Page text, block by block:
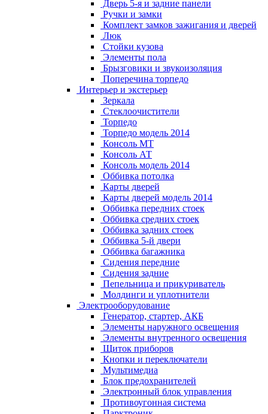
Дверь 5-я и задние панели
Ручки и замки
Комплект замков зажигания и дверей
Люк
Стойки кузова
Элементы пола
Брызговики и звукоизоляция
Поперечина торпедо
Интерьер и экстерьер
Зеркала
Стеклоочистители
Торпедо
Торпедо модель 2014
Консоль МТ
Консоль АТ
Консоль модель 2014
Оббивка потолка
Карты дверей
Карты дверей модель 2014
Оббивка передних стоек
Оббивка средних стоек
Оббивка задних стоек
Оббивка 5-й двери
Оббивка багажника
Сидения передние
Сидения задние
Пепельница и прикуриватель
Молдинги и уплотнители
Электрооборудование
Генератор, стартер, АКБ
Элементы наружного освещения
Элементы внутренного освещения
Щиток приборов
Кнопки и переключатели
Мультимедиа
Блок предохранителей
Электронный блок управления
Противоугонная система